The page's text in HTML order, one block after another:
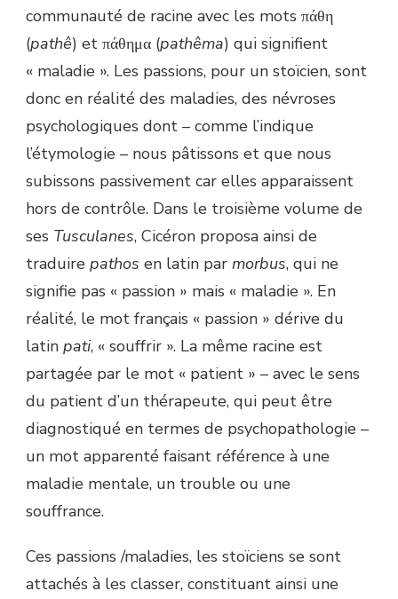
communauté de racine avec les mots πάθη
(pathê) et πάθημα (pathêma) qui signifient
« maladie ». Les passions, pour un stoïcien, sont
donc en réalité des maladies, des névroses
psychologiques dont – comme l’indique
l’étymologie – nous pâtissons et que nous
subissons passivement car elles apparaissent
hors de contrôle. Dans le troisième volume de
ses Tusculanes, Cicéron proposa ainsi de
traduire pathos en latin par morbus, qui ne
signifie pas « passion » mais « maladie ». En
réalité, le mot français « passion » dérive du
latin pati, « souffrir ». La même racine est
partagée par le mot « patient » – avec le sens
du patient d’un thérapeute, qui peut être
diagnostiqué en termes de psychopathologie –
un mot apparenté faisant référence à une
maladie mentale, un trouble ou une
souffrance.
Ces passions /maladies, les stoïciens se sont
attachés à les classer, constituant ainsi une